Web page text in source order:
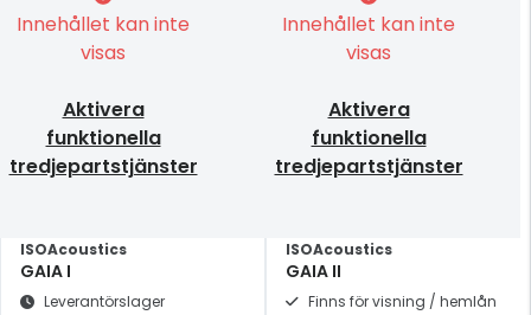
Innehållet kan inte
visas
Aktivera
funktionella
tredjepartstjänster
ISOAcoustics
GAIA I
Leverantörslager
Innehållet kan inte
visas
Aktivera
funktionella
tredjepartstjänster
ISOAcoustics
GAIA II
Finns för visning / hemlån